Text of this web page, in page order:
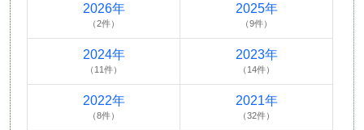
2026年
（2件）
2025年
（9件）
2024年
（11件）
2023年
（14件）
2022年
（8件）
2021年
（32件）